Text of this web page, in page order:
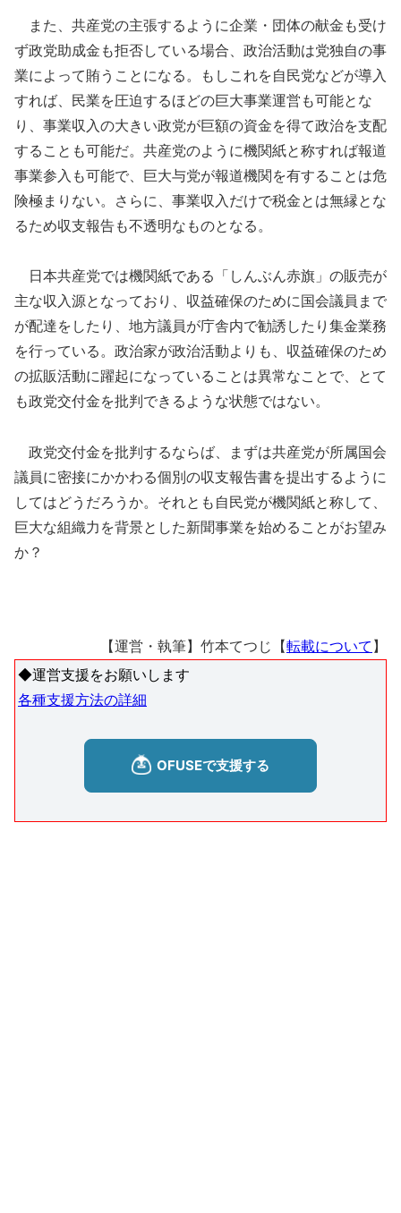
また、共産党の主張するように企業・団体の献金も受け
ず政党助成金も拒否している場合、政治活動は党独自の事
業によって賄うことになる。もしこれを自民党などが導入
すれば、民業を圧迫するほどの巨大事業運営も可能とな
り、事業収入の大きい政党が巨額の資金を得て政治を支配
することも可能だ。共産党のように機関紙と称すれば報道
事業参入も可能で、巨大与党が報道機関を有することは危
険極まりない。さらに、事業収入だけで税金とは無縁とな
るため収支報告も不透明なものとなる。
日本共産党では機関紙である「しんぶん赤旗」の販売が
主な収入源となっており、収益確保のために国会議員まで
が配達をしたり、地方議員が庁舎内で勧誘したり集金業務
を行っている。政治家が政治活動よりも、収益確保のため
の拡販活動に躍起になっていることは異常なことで、とて
も政党交付金を批判できるような状態ではない。
政党交付金を批判するならば、まずは共産党が所属国会
議員に密接にかかわる個別の収支報告書を提出するように
してはどうだろうか。それとも自民党が機関紙と称して、
巨大な組織力を背景とした新聞事業を始めることがお望み
か？
【運営・執筆】竹本てつじ【転載について 】
◆運営支援をお願いします
各種支援方法の詳細